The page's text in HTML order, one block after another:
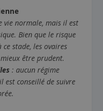
vie normale, mais il est
Bien que le risque
stade, les ovaires
être prudent.
: aucun régime
est conseillé de suivre